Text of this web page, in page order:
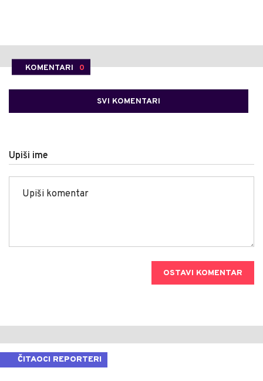
KOMENTARI 0
SVI KOMENTARI
Upiši ime
OSTAVI KOMENTAR
ČITAOCI REPORTERI